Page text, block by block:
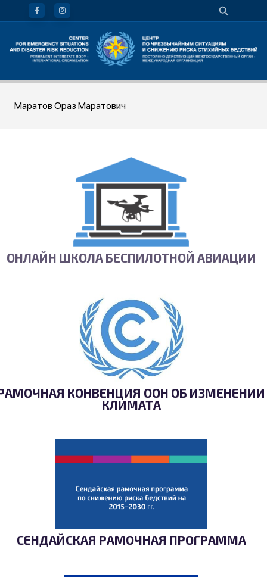
Маратов Ораз Маратович
ОНЛАЙН ШКОЛА БЕСПИЛОТНОЙ АВИАЦИИ
КОНВЕНЦИЯ ООН ОБ ИЗМЕНЕНИИ
КЛИМАТА
СЕНДАЙСКАЯ РАМОЧНАЯ ПРОГРАММА